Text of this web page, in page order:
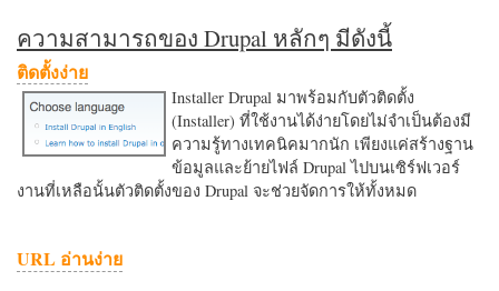
ความสามารถของ Drupal หลักๆ มีดังนี้
ติดตั้งง่าย
Installer Drupal มาพร้อมกับตัวติดตั้ง
(Installer) ที่ใช้งานได้ง่ายโดยไม่จำเป็นต้องมี
ความรู้ทางเทคนิคมากนัก เพียงแค่สร้างฐาน
ข้อมูลและย้ายไฟล์ Drupal ไปบนเซิร์ฟเวอร์
งานที่เหลือนั้นตัวติดตั้งของ Drupal จะช่วยจัดการให้ทั้งหมด
URL อ่านง่าย